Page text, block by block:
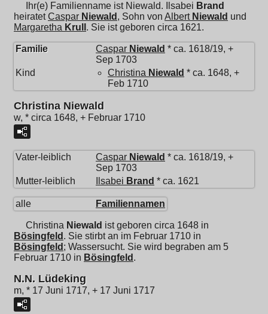
Ihr(e) Familienname ist Niewald. Ilsabei Brand
heiratetCaspar Niewald , Sohn von Albert Niewald und
Margaretha Krull . Sie ist geboren circa 1621.
Familie Caspar Niewald * ca. 1618/19, +
Sep 1703
Kind
Christina Niewald * ca. 1648, +
Feb 1710
Christina Niewald
w, * circa 1648, + Februar 1710
Vater-leiblich Caspar Niewald * ca. 1618/19, +
Sep 1703
Mutter-leiblich
Ilsabei Brand * ca. 1621
alle Familiennamen
Christina Niewald ist geboren circa 1648 in
Bösingfeld . Sie stirbt an im Februar 1710 in
Bösingfeld ; Wassersucht. Sie wird begraben am 5
Februar 1710 in Bösingfeld .
N.N. Lüdeking
m, * 17 Juni 1717, + 17 Juni 1717